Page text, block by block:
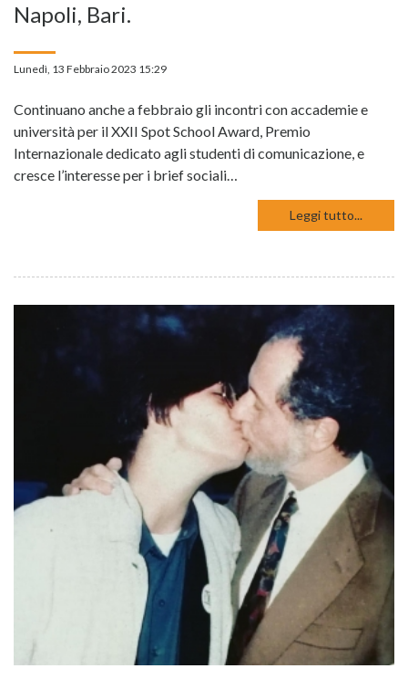
Napoli, Bari.
Lunedì, 13 Febbraio 2023 15:29
Continuano anche a febbraio gli incontri con accademie e
università per il XXII Spot School Award, Premio
Internazionale dedicato agli studenti di comunicazione, e
cresce l’interesse per i brief sociali…
Leggi tutto...